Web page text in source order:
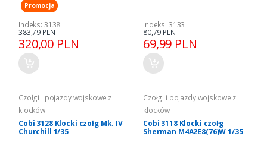
Promocja
Indeks: 3138
320,00 PLN
383,79 PLN
Indeks: 3133
69,99 PLN
80,79 PLN
Czołgi i pojazdy wojskowe z
klocków
Cobi 3128 Klocki czołg Mk. IV
Churchill 1/35
Czołgi i pojazdy wojskowe z
klocków
Cobi 3118 Klocki czołg
Sherman M4A2E8(76)W 1/35